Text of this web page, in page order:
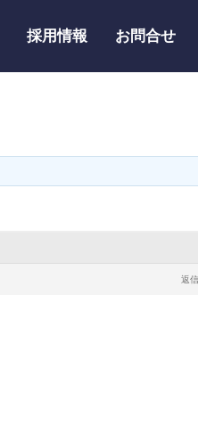
採用情報 お問合せ
返信